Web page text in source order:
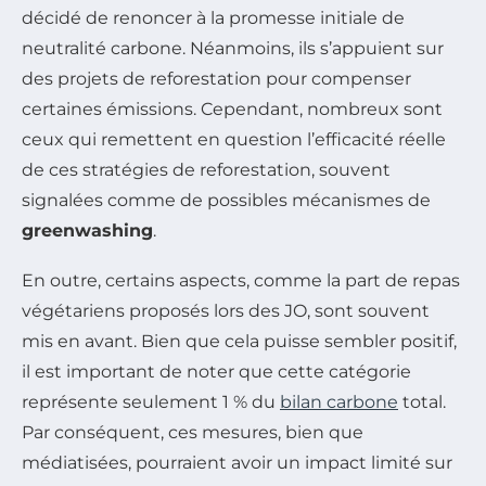
décidé de renoncer à la promesse initiale de
neutralité carbone. Néanmoins, ils s’appuient sur
des projets de reforestation pour compenser
certaines émissions. Cependant, nombreux sont
ceux qui remettent en question l’efficacité réelle
de ces stratégies de reforestation, souvent
signalées comme de possibles mécanismes de
greenwashing.
En outre, certains aspects, comme la part de repas
végétariens proposés lors des JO, sont souvent
mis en avant. Bien que cela puisse sembler positif,
il est important de noter que cette catégorie
représente seulement 1 % du bilan carbone total.
Par conséquent, ces mesures, bien que
médiatisées, pourraient avoir un impact limité sur